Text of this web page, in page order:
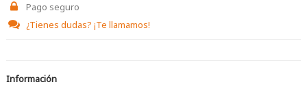
Pago seguro
¿Tienes dudas? ¡Te llamamos!
Información